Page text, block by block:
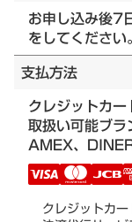
お申し込み後7
をしてください。
支払方法
クレジットカー
取扱い可能ブ
AMEX、
クレジットカ